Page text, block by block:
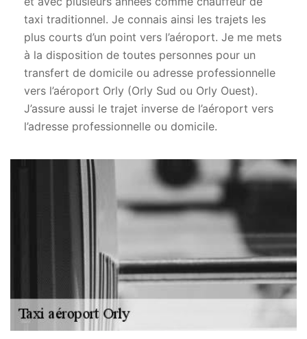
taxi traditionnel. Je connais ainsi les trajets les
plus courts d’un point vers l’aéroport. Je me mets
à la disposition de toutes personnes pour un
transfert de domicile ou adresse professionnelle
vers l’aéroport Orly (Orly Sud ou Orly Ouest).
J’assure aussi le trajet inverse de l’aéroport vers
l’adresse professionnelle ou domicile.